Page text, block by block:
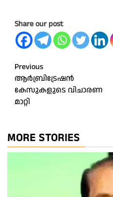
Share our post
Post
navigation
Previous
ആര്‍ബ്രിട്രേഷന്‍
കേസുകളുടെ വിചാരണ
മാറ്റി
MORE STORIES